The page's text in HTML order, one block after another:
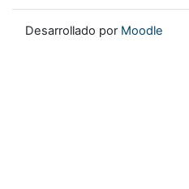
Desarrollado por Moodle